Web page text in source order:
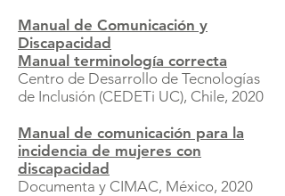
Manual de Comunicación y
Discapacidad
Manual terminología correcta
Centro de Desarrollo de Tecnologías
de Inclusión (CEDETi UC), Chile, 2020
Manual de comunicación para la
incidencia de mujeres con
discapacidad
Documenta y CIMAC, México, 2020